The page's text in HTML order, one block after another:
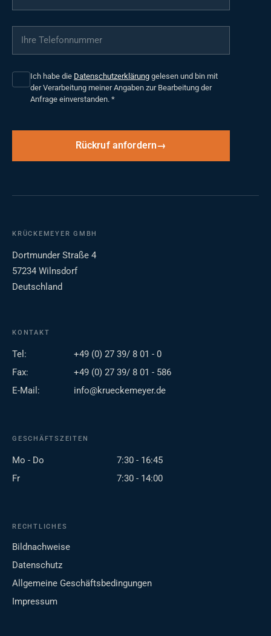
Ihre Telefonnummer
Ich habe die Datenschutzerklärung gelesen und bin mit
der Verarbeitung meiner Angaben zur Bearbeitung der
Anfrage einverstanden. *
Rückruf anfordern
KRÜCKEMEYER GMBH
Dortmunder Straße 4
57234 Wilnsdorf
Deutschland
KONTAKT
Tel:
+49 (0) 27 39/ 8 01 - 0
Fax:
+49 (0) 27 39/ 8 01 - 586
E-Mail:
info@krueckemeyer.de
GESCHÄFTSZEITEN
Mo - Do
7:30 - 16:45
Fr
7:30 - 14:00
RECHTLICHES
Bildnachweise
Datenschutz
Allgemeine Geschäftsbedingungen
Impressum